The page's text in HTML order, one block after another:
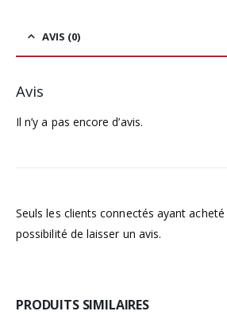
AVIS (0)
Avis
Il n’y a pas encore d’avis.
Seuls les clients connectés ayant
possibilité de laisser un avis.
PRODUITS SIMILAIRES